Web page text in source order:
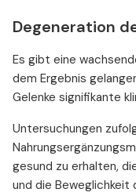
Degeneration
Es gibt eine
dem Ergebnis
Gelenke signifikante
Untersuchungen
gesund zu erhalten,
und die Beweglichkeit